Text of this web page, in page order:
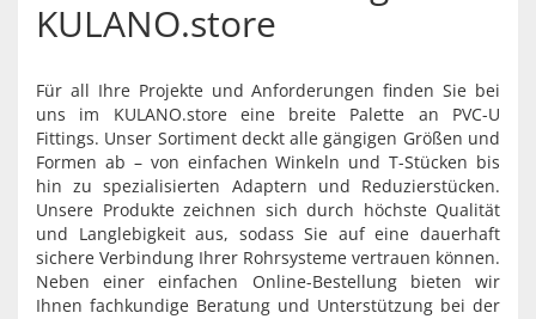
KULANO.store
Für all Ihre Projekte und Anforderungen finden Sie bei
uns im KULANO.store eine breite Palette an PVC-U
Fittings. Unser Sortiment deckt alle gängigen Größen und
Formen ab – von einfachen Winkeln und T-Stücken bis
hin zu spezialisierten Adaptern und Reduzierstücken.
Unsere Produkte zeichnen sich durch höchste Qualität
und Langlebigkeit aus, sodass Sie auf eine dauerhaft
sichere Verbindung Ihrer Rohrsysteme vertrauen können.
Neben einer einfachen Online-Bestellung bieten wir
Ihnen fachkundige Beratung und Unterstützung bei der